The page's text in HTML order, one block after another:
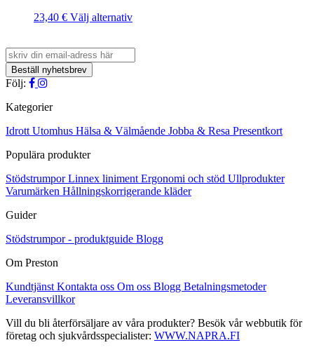
23,40 € Välj alternativDen
kan
Följ:
Kategorier
Idrott Utomhus Hälsa & Välmående Jobba & Resa Presentkort
Populära produkter
StödstrumporLinnex liniment Ergonomi och stöd Ullprodukter
Varumärken Hållningskorrigerande kläder
Guider
Stödstrumpor - produktguide Blogg
Om Preston
Kundtjänst Kontakta oss Om oss Blogg Betalningsmetoder
Leveransvillkor
Vill du bli återförsäljare av våra produkter? Besök vår webbutik för
företag och sjukvårdsspecialister: WWW.NAPRA.FI